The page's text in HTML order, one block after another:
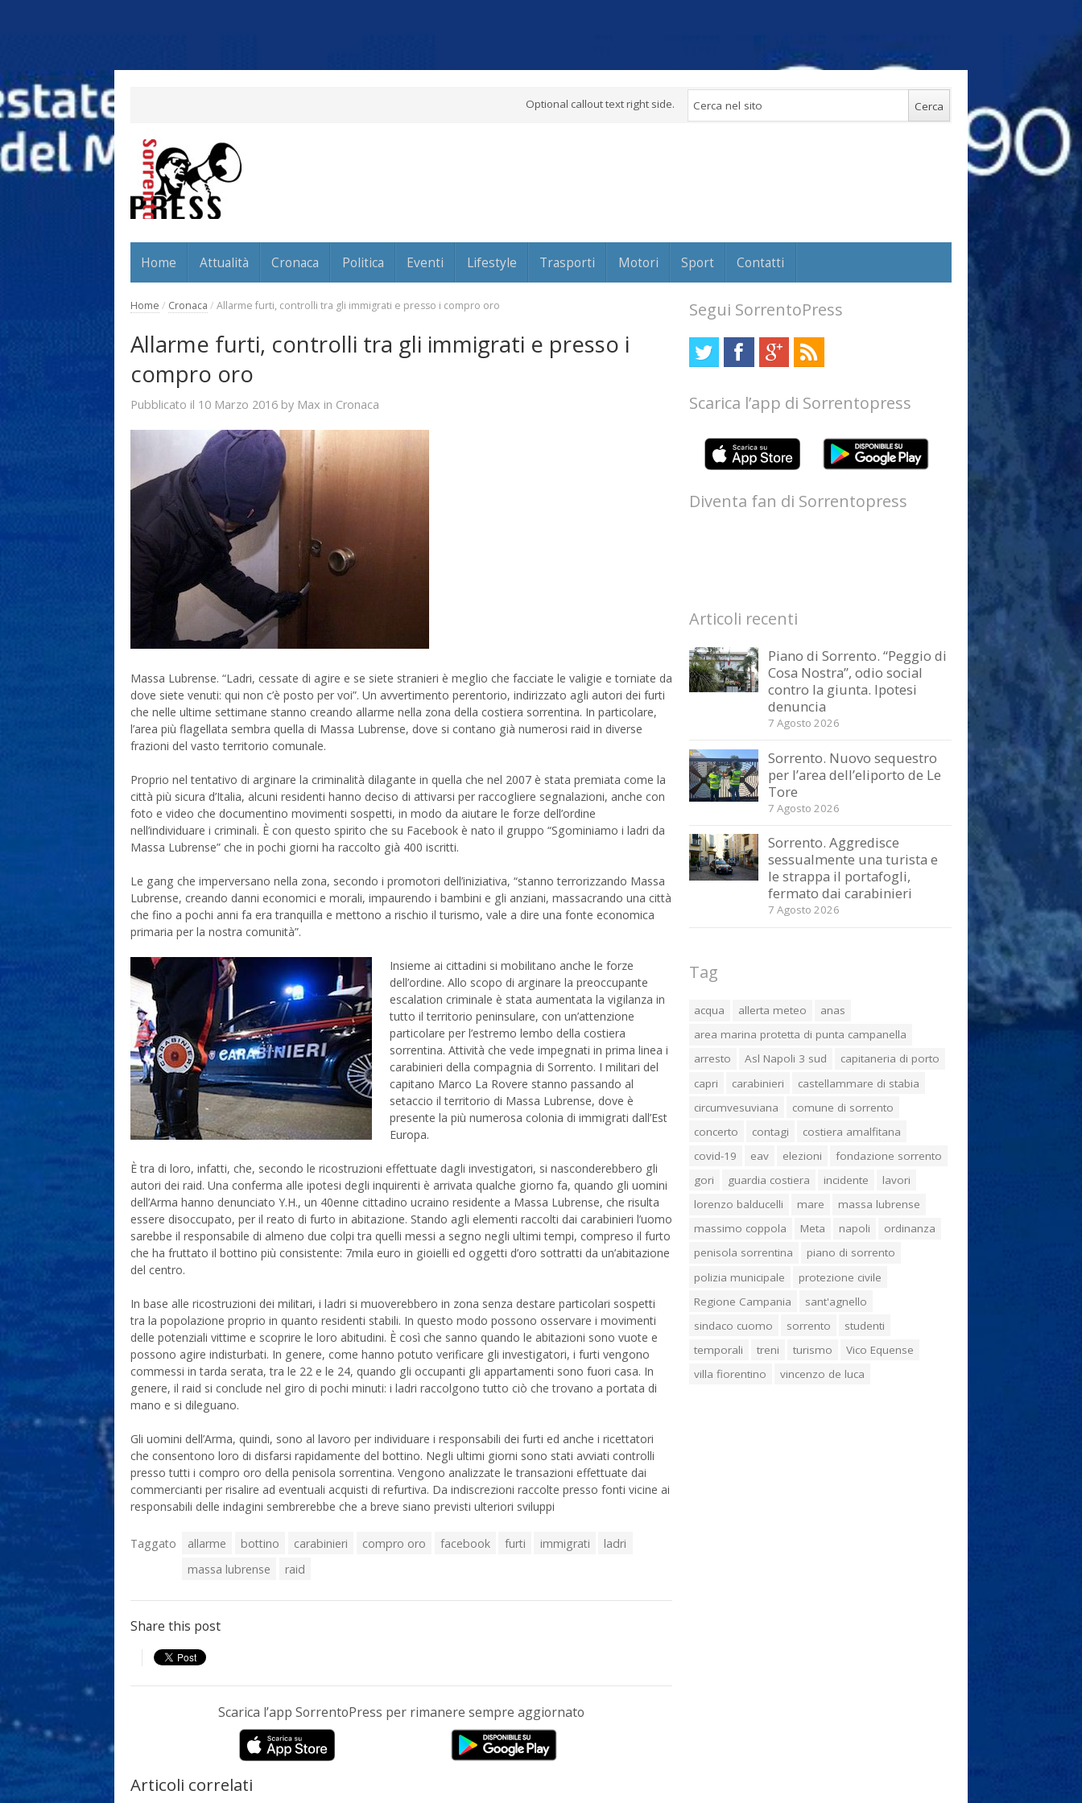
Optional callout text right side.
Home Attualità Cronaca Politica Eventi Lifestyle Trasporti Motori Sport Contatti
Home / Cronaca / Allarme furti, controlli tra gli immigrati e presso i compro oro
Allarme furti, controlli tra gli immigrati e presso i
compro oro
Pubblicato il 10 Marzo 2016 by Max in Cronaca
Massa Lubrense. “Ladri, cessate di agire e se siete stranieri è meglio che facciate le valigie e torniate da
dove siete venuti: qui non c’è posto per voi”. Un avvertimento perentorio, indirizzato agli autori dei furti
che nelle ultime settimane stanno creando allarme nella zona della costiera sorrentina. In particolare,
l’area più flagellata sembra quella di Massa Lubrense, dove si contano già numerosi raid in diverse
frazioni del vasto territorio comunale.
Proprio nel tentativo di arginare la criminalità dilagante in quella che nel 2007 è stata premiata come la
città più sicura d’Italia, alcuni residenti hanno deciso di attivarsi per raccogliere segnalazioni, anche con
foto e video che documentino movimenti sospetti, in modo da aiutare le forze dell’ordine
nell’individuare i criminali. È con questo spirito che su Facebook è nato il gruppo “Sgominiamo i ladri da
Massa Lubrense” che in pochi giorni ha raccolto già 400 iscritti.
Le gang che imperversano nella zona, secondo i promotori dell’iniziativa, “stanno terrorizzando Massa
Lubrense, creando danni economici e morali, impaurendo i bambini e gli anziani, massacrando una città
che fino a pochi anni fa era tranquilla e mettono a rischio il turismo, vale a dire una fonte economica
primaria per la nostra comunità”.
Insieme ai cittadini si mobilitano anche le forze
dell’ordine. Allo scopo di arginare la preoccupante
escalation criminale è stata aumentata la vigilanza in
tutto il territorio peninsulare, con un’attenzione
particolare per l’estremo lembo della costiera
sorrentina. Attività che vede impegnati in prima linea i
carabinieri della compagnia di Sorrento. I militari del
capitano Marco La Rovere stanno passando al
setaccio il territorio di Massa Lubrense, dove è
presente la più numerosa colonia di immigrati dall’Est
Europa.
È tra di loro, infatti, che, secondo le ricostruzioni effettuate dagli investigatori, si nasconderebbero gli
autori dei raid. Una conferma alle ipotesi degli inquirenti è arrivata qualche giorno fa, quando gli uomini
dell’Arma hanno denunciato Y.H., un 40enne cittadino ucraino residente a Massa Lubrense, che risulta
essere disoccupato, per il reato di furto in abitazione. Stando agli elementi raccolti dai carabinieri l’uomo
sarebbe il responsabile di almeno due colpi tra quelli messi a segno negli ultimi tempi, compreso il furto
che ha fruttato il bottino più consistente: 7mila euro in gioielli ed oggetti d’oro sottratti da un’abitazione
del centro.
In base alle ricostruzioni dei militari, i ladri si muoverebbero in zona senza destare particolari sospetti
tra la popolazione proprio in quanto residenti stabili. In questo modo possono osservare i movimenti
delle potenziali vittime e scoprire le loro abitudini. È così che sanno quando le abitazioni sono vuote e
possono agire indisturbati. In genere, come hanno potuto verificare gli investigatori, i furti vengono
commessi in tarda serata, tra le 22 e le 24, quando gli occupanti gli appartamenti sono fuori casa. In
genere, il raid si conclude nel giro di pochi minuti: i ladri raccolgono tutto ciò che trovano a portata di
mano e si dileguano.
Gli uomini dell’Arma, quindi, sono al lavoro per individuare i responsabili dei furti ed anche i ricettatori
che consentono loro di disfarsi rapidamente del bottino. Negli ultimi giorni sono stati avviati controlli
presso tutti i compro oro della penisola sorrentina. Vengono analizzate le transazioni effettuate dai
commercianti per risalire ad eventuali acquisti di refurtiva. Da indiscrezioni raccolte presso fonti vicine ai
responsabili delle indagini sembrerebbe che a breve siano previsti ulteriori sviluppi
Taggato allarme bottino carabinieri compro oro facebook furti immigrati
ladri
massa lubrense
raid
Share this post
Scarica l’app SorrentoPress per rimanere sempre aggiornato
Articoli correlati
Segui SorrentoPress
Scarica l’app di Sorrentopress
Diventa fan di Sorrentopress
Articoli recenti
Piano di Sorrento. “Peggio di
Cosa Nostra”, odio social
contro la giunta. Ipotesi
denuncia
7 Agosto 2026
Sorrento. Nuovo sequestro
per l’area dell’eliporto de Le
Tore
7 Agosto 2026
Sorrento. Aggredisce
sessualmente una turista e
le strappa il portafogli,
fermato dai carabinieri
7 Agosto 2026
Tag
acqua allerta meteo
anas
area marina protetta di punta campanella
arresto
Asl Napoli 3 sud
capitaneria di porto
capri
carabinieri
castellammare di stabia
circumvesuviana
comune di sorrento
concerto
contagi
costiera amalfitana
covid-19
eav elezioni
fondazione sorrento
gori
guardia costiera incidente
lavori
lorenzo balducelli
mare
massa lubrense
massimo coppola
Meta napoli
ordinanza
penisola sorrentina
piano di sorrento
polizia municipale
protezione civile
Regione Campania
sant'agnello
sindaco cuomo
sorrento
studenti
temporali
treni turismo
Vico Equense
villa fiorentino
vincenzo de luca